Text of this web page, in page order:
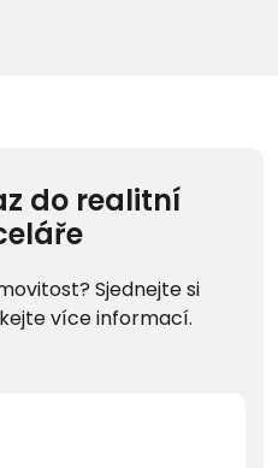
do realitní
Sjednejte si
více informací.